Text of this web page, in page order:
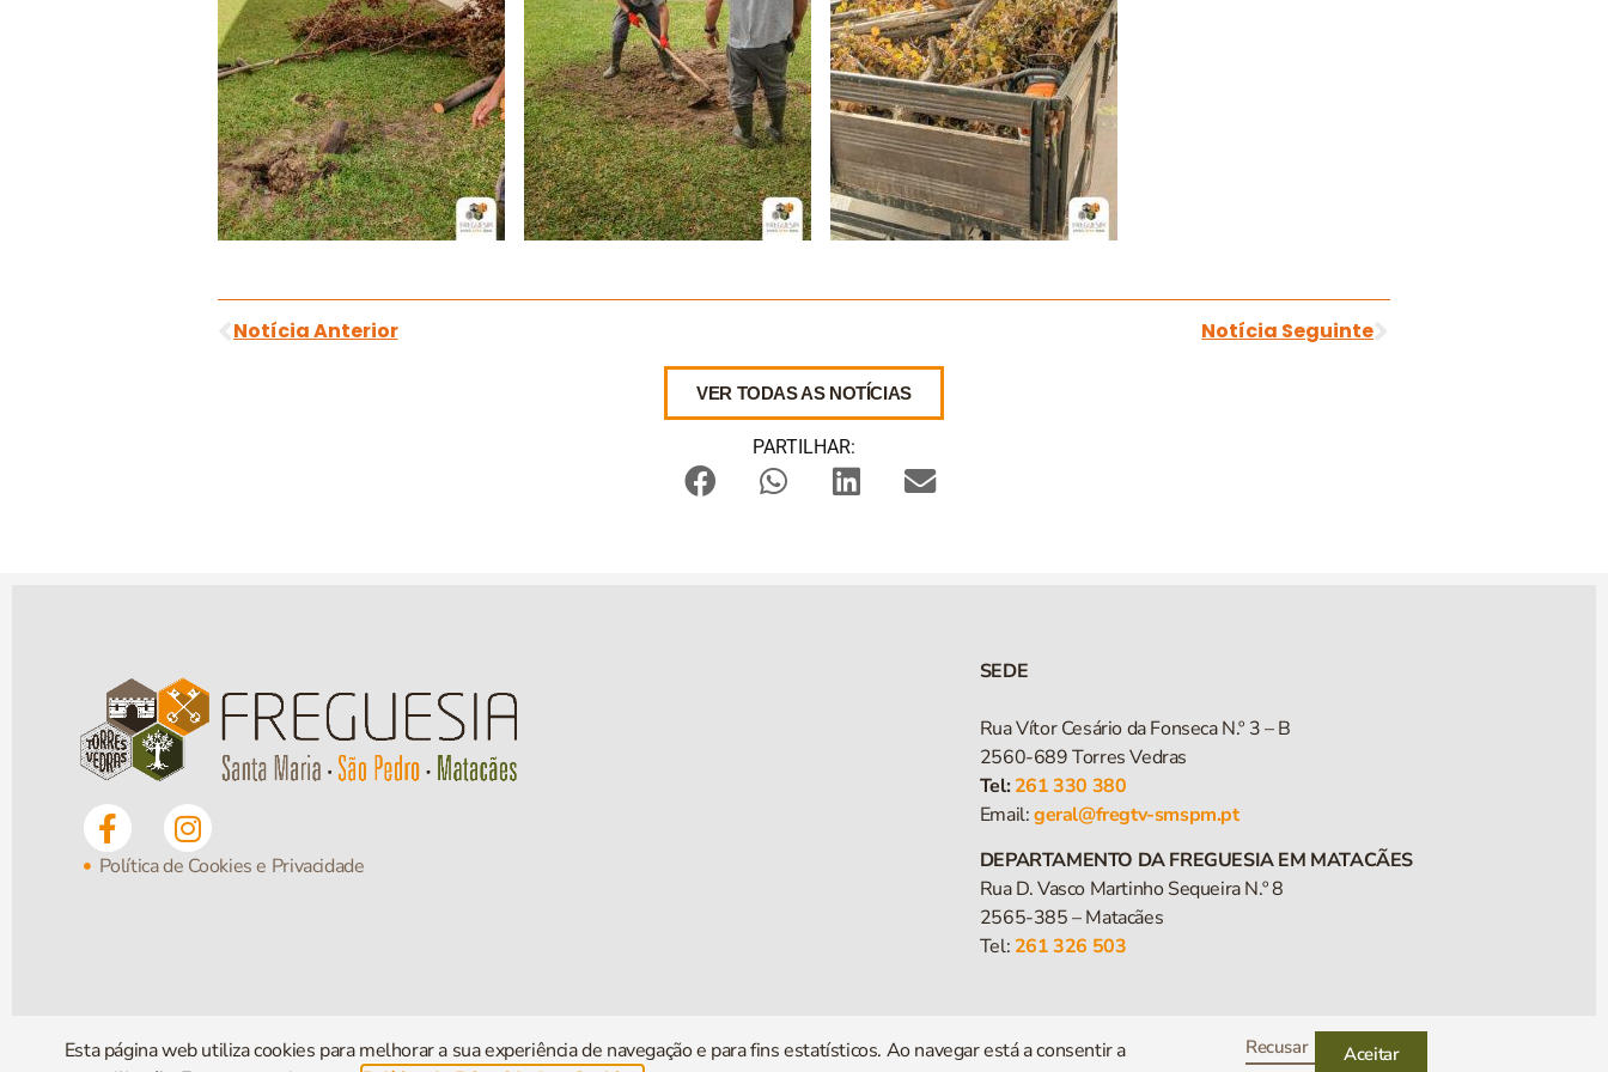
Notícia Anterior Notícia Seguinte
VER TODAS AS NOTÍCIAS
PARTILHAR:
Política de Cookies e Privacidade
SEDE
Rua Vítor Cesário da Fonseca N.º 3 – B
2560-689 Torres Vedras
Tel: 261 330 380
Email:geral@fregtv-smspm.pt
DEPARTAMENTO DA FREGUESIA EM MATACÃES
Rua D. Vasco Martinho Sequeira N.º 8
2565-385 – Matacães
Tel: 261 326 503
Esta página web utiliza cookies para melhorar a sua experiência de navegação e para fins estatísticos. Ao navegar está a consentir a
Recusar Aceitar